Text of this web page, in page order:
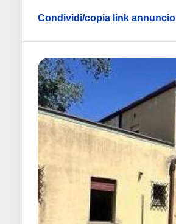
Condividi/copia link annuncio